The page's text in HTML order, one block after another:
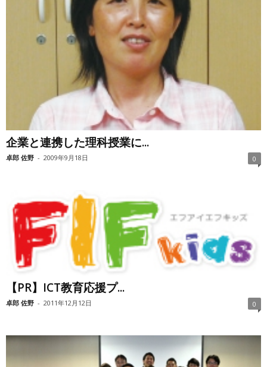
企業と連携した理科授業に...
卓郎 佐野 - 2009年9月18日 0
【PR】ICT教育応援プ...
卓郎 佐野 - 2011年12月12日 0